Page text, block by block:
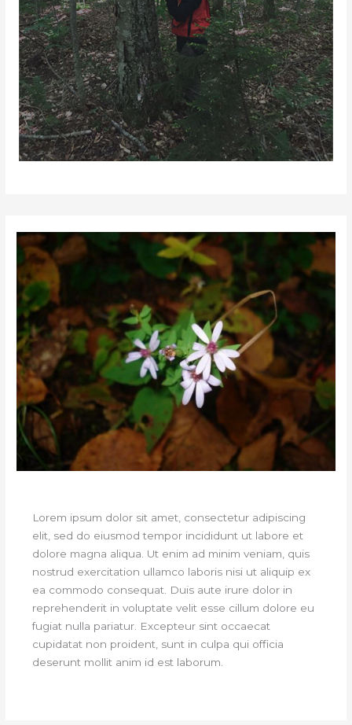
Lorem ipsum dolor sit amet, consectetur adipiscing
elit, sed do eiusmod tempor incididunt ut labore et
dolore magna aliqua. Ut enim ad minim veniam, quis
nostrud exercitation ullamco laboris nisi ut aliquip ex
ea commodo consequat. Duis aute irure dolor in
reprehenderit in voluptate velit esse cillum dolore eu
fugiat nulla pariatur. Excepteur sint occaecat
cupidatat non proident, sunt in culpa qui officia
deserunt mollit anim id est laborum.